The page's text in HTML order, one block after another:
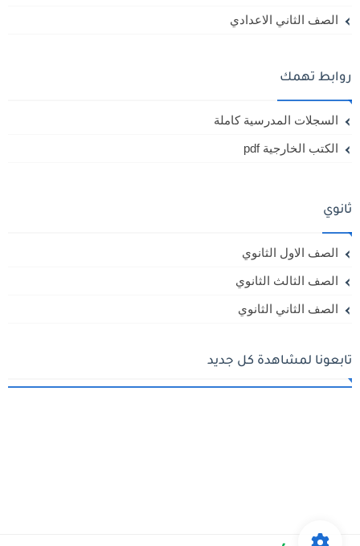
الصف الثاني الاعدادي
روابط تهمك
السجلات المدرسية كاملة
الكتب الخارجية pdf
ثانوي
الصف الاول الثانوي
الصف الثالث الثانوي
الصف الثاني الثانوي
تابعونا لمشاهدة كل جديد